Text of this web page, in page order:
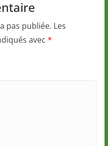
pas publiée. Les
avec *